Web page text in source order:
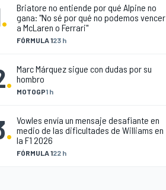
.
FÓRMULA 123 h
Briatore no entiende por qué Alpine no
gana: "No sé por qué no podemos vencer
a McLaren o Ferrari"
. MOTOGP1 h
Marc Márquez sigue con dudas por su
hombro
.
FÓRMULA 122 h
Vowles envía un mensaje desafiante en
medio de las dificultades de Williams en
la F1 2026